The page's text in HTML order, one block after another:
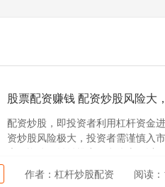
股票配资赚钱 配资炒股风险大
配资炒股，即投资者利用杠杆资金
资炒股风险极大，投资者需谨慎入
大配资公司纷纷推出低息优惠，以....
作者：杠杆炒股配资 阅读